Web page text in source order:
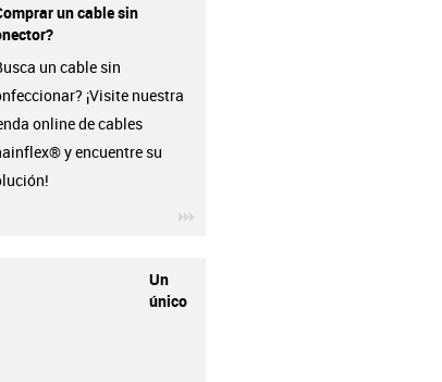
un cable sin
un cable sin
¡Visite nuestra
online de cables
y encuentre su
Un
único